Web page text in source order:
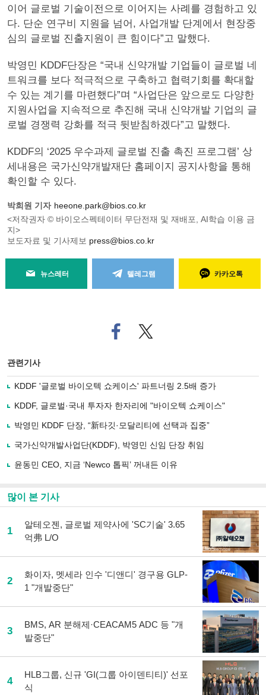
이어 글로벌 기술이전으로 이어지는 사례를 경험하고 있
다. 단순 연구비 지원을 넘어, 사업개발 단계에서 현장중
심의 글로벌 진출지원이 큰 힘이다”고 말했다.
박영민 KDDF단장은 “국내 신약개발 기업들이 글로벌 네
트워크를 보다 적극적으로 구축하고 협력기회를 확대할
수 있는 계기를 마련했다”며 “사업단은 앞으로도 다양한
지원사업을 지속적으로 추진해 국내 신약개발 기업의 글
로벌 경쟁력 강화를 적극 뒷받침하겠다”고 말했다.
KDDF의 ‘2025 우수과제 글로벌 진출 촉진 프로그램’ 상
세내용은 국가신약개발재단 홈페이지 공지사항을 통해
확인할 수 있다.
박희원 기자 heeone.park@bios.co.kr
<저작권자 © 바이오스펙테이터 무단전재 및 재배포, AI학습 이용 금
지>
보도자료 및 기사제보 press@bios.co.kr
뉴스레터 텔레그램 카카오톡
페
이
로
기
사
유
기
트위
터로
관련기사
KDDF '글로벌 바이오텍 쇼케이스' 파트너링 2.5배 증가
KDDF, 글로벌·국내 투자자 한자리에 "바이오텍 쇼케이스"
박영민 KDDF 단장, “新타깃·모달리티에 선택과 집중”
국가신약개발사업단(KDDF), 박영민 신임 단장 취임
윤동민 CEO, 지금 ‘Newco 톱픽’ 꺼내든 이유
많이 본 기사
1
알테오젠, 글로벌 제약사에 'SC기술' 3.65
억弗 L/O
2
화이자, 멧세라 인수 '디앤디' 경구용 GLP-
1 "개발중단"
3
BMS, AR 분해제·CEACAM5 ADC 등 "개
발중단"
4
HLB그룹, 신규 'GI(그룹 아이덴티티)' 선포
식